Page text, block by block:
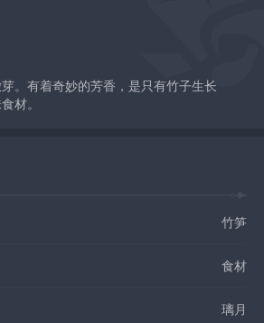
。有着奇妙的芳香，是只有竹子生长
材。
竹笋
食材
璃月